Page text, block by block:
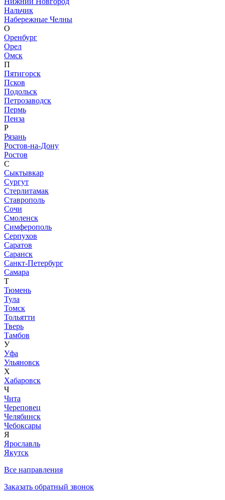
Нальчик
Набережные Челны
О
Оренбург
Орел
Омск
П
Пятигорск
Псков
Подольск
Петрозаводск
Пермь
Пенза
Р
Рязань
Ростов-на-Дону
Ростов
С
Сыктывкар
Сургут
Стерлитамак
Ставрополь
Сочи
Смоленск
Симферополь
Серпухов
Саратов
Саранск
Санкт-Петербург
Самара
Т
Тюмень
Тула
Томск
Тольятти
Тверь
Тамбов
У
Уфа
Ульяновск
Х
Хабаровск
Ч
Чита
Череповец
Челябинск
Чебоксары
Я
Ярославль
Якутск
Все направления
Заказать обратный звонок